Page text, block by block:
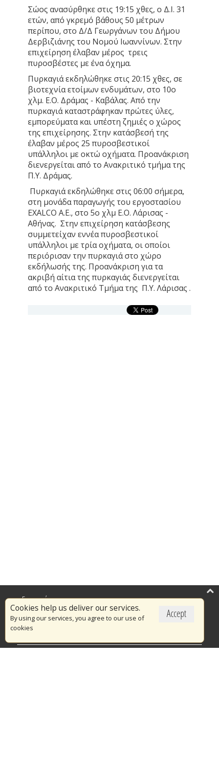
Σώος ανασύρθηκε στις 19:15 χθες, ο Δ.Ι. 31
ετών, από γκρεμό βάθους 50 μέτρων
περίπου, στο Δ/Δ Γεωργάνων του Δήμου
Δερβιζιάνης του Νομού Ιωαννίνων. Στην
επιχείρηση έλαβαν μέρος τρεις
πυροσβέστες με ένα όχημα.
Πυρκαγιά εκδηλώθηκε στις 20:15 χθες, σε
βιοτεχνία ετοίμων ενδυμάτων, στο 10ο
χλμ. Ε.Ο. Δράμας - Καβάλας. Από την
πυρκαγιά καταστράφηκαν πρώτες ύλες,
εμπορεύματα και υπέστη ζημιές ο χώρος
της επιχείρησης. Στην κατάσβεσή της
έλαβαν μέρος 25 πυροσβεστικοί
υπάλληλοι με οκτώ οχήματα. Προανάκριση
διενεργείται από το Ανακριτικό τμήμα της
Π.Υ. Δράμας.
Πυρκαγιά εκδηλώθηκε στις 06:00 σήμερα,
στη μονάδα παραγωγής του εργοστασίου
EXALCO A.E., στο 5o χλμ E.O. Λάρισας -
Αθήνας. Στην επιχείρηση κατάσβεσης
συμμετείχαν εννέα πυροσβεστικοί
υπάλληλοι με τρία οχήματα, οι οποίοι
περιόρισαν την πυρκαγιά στο χώρο
εκδήλωσής της. Προανάκριση για τα
ακριβή αίτια της πυρκαγιάς διενεργείται
από το Ανακριτικό Τμήμα της Π.Υ. Λάρισας .
Accept
Cookies help us deliver our services.
By using our services, you agree to our use of
cookies
Επικαιρότητα
Το Πυροσβεστικό Σώμα